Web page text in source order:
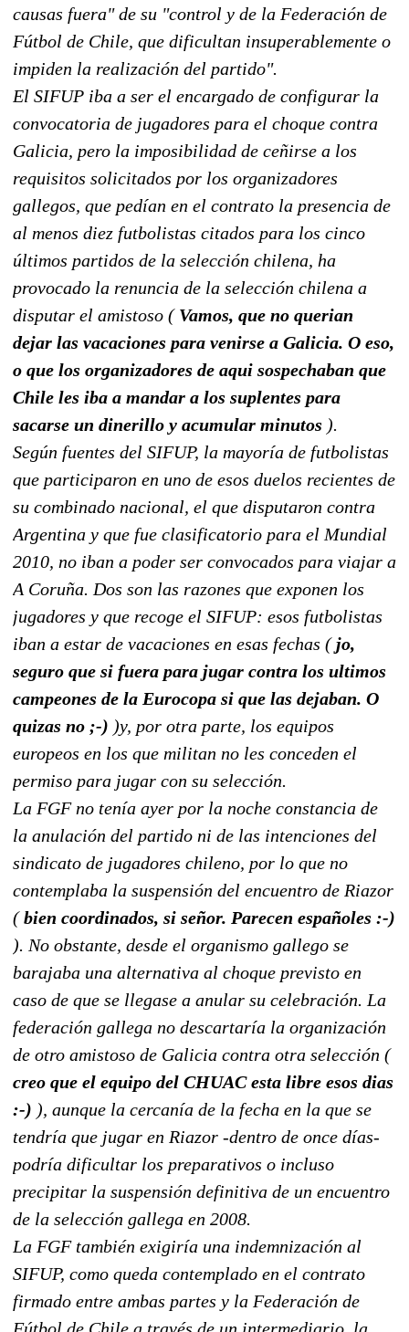
causas fuera" de su "control y de la Federación de
Fútbol de Chile, que dificultan insuperablemente o
impiden la realización del partido".
El SIFUP iba a ser el encargado de configurar la
convocatoria de jugadores para el choque contra
Galicia, pero la imposibilidad de ceñirse a los
requisitos solicitados por los organizadores
gallegos, que pedían en el contrato la presencia de
al menos diez futbolistas citados para los cinco
últimos partidos de la selección chilena, ha
provocado la renuncia de la selección chilena a
disputar el amistoso ( Vamos, que no querian
dejar las vacaciones para venirse a Galicia. O eso,
o que los organizadores de aqui sospechaban que
Chile les iba a mandar a los suplentes para
sacarse un dinerillo y acumular minutos ).
Según fuentes del SIFUP, la mayoría de futbolistas
que participaron en uno de esos duelos recientes de
su combinado nacional, el que disputaron contra
Argentina y que fue clasificatorio para el Mundial
2010, no iban a poder ser convocados para viajar a
A Coruña. Dos son las razones que exponen los
jugadores y que recoge el SIFUP: esos futbolistas
iban a estar de vacaciones en esas fechas (jo,
seguro que si fuera para jugar contra los ultimos
campeones de la Eurocopa si que las dejaban. O
quizas no ;-) )y, por otra parte, los equipos
europeos en los que militan no les conceden el
permiso para jugar con su selección.
La FGF no tenía ayer por la noche constancia de
la anulación del partido ni de las intenciones del
sindicato de jugadores chileno, por lo que no
contemplaba la suspensión del encuentro de Riazor
(bien coordinados, si señor. Parecen españoles :-)
). No obstante, desde el organismo gallego se
barajaba una alternativa al choque previsto en
caso de que se llegase a anular su celebración. La
federación gallega no descartaría la organización
de otro amistoso de Galicia contra otra selección (
creo que el equipo del CHUAC esta libre esos dias
:-) ), aunque la cercanía de la fecha en la que se
tendría que jugar en Riazor -dentro de once días-
podría dificultar los preparativos o incluso
precipitar la suspensión definitiva de un encuentro
de la selección gallega en 2008.
La FGF también exigiría una indemnización al
SIFUP, como queda contemplado en el contrato
firmado entre ambas partes y la Federación de